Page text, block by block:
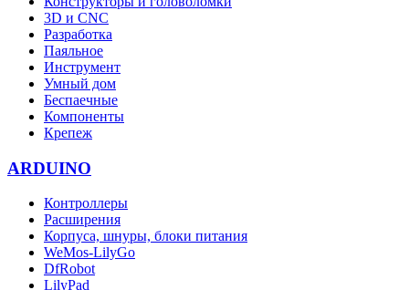
3D и CNC
Разработка
Паяльное
Инструмент
Умный дом
Беспаечные
Компоненты
Крепеж
ARDUINO
Контроллеры
Расширения
Корпуса, шнуры, блоки питания
WeMos-LilyGo
DfRobot
LilyPad